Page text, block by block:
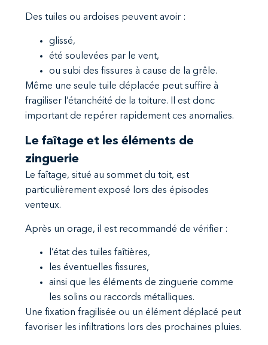
Des tuiles ou ardoises peuvent avoir :
glissé,
été soulevées par le vent,
ou subi des fissures à cause de la grêle.
Même une seule tuile déplacée peut suffire à
fragiliser l’étanchéité de la toiture. Il est donc
important de repérer rapidement ces anomalies.
Le faîtage et les éléments de
zinguerie
Le faîtage, situé au sommet du toit, est
particulièrement exposé lors des épisodes
venteux.
Après un orage, il est recommandé de vérifier :
l’état des tuiles faîtières,
les éventuelles fissures,
ainsi que les éléments de zinguerie comme
les solins ou raccords métalliques.
Une fixation fragilisée ou un élément déplacé peut
favoriser les infiltrations lors des prochaines pluies.